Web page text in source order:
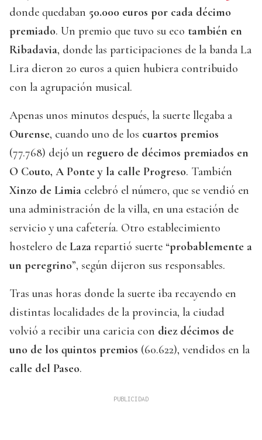
donde quedaban 50.000 euros por cada décimo
premiado. Un premio que tuvo su eco también en
Ribadavia, donde las participaciones de la banda La
Lira dieron 20 euros a quien hubiera contribuido
con la agrupación musical.
Apenas unos minutos después, la suerte llegaba a
Ourense, cuando uno de los cuartos premios
(77.768) dejó un reguero de décimos premiados en
O Couto, A Ponte y la calle Progreso. También
Xinzo de Limia celebró el número, que se vendió en
una administración de la villa, en una estación de
servicio y una cafetería. Otro establecimiento
hostelero de Laza repartió suerte “probablemente a
un peregrino”, según dijeron sus responsables.
Tras unas horas donde la suerte iba recayendo en
distintas localidades de la provincia, la ciudad
volvió a recibir una caricia con diez décimos de
uno de los quintos premios (60.622), vendidos en la
calle del Paseo.